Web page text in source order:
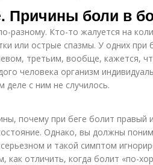
Причины боли в
разному. Кто-то жалуется на
или острые спазмы. У одних при
третьим, вообще, кажется,
человека организм
деле с ним не случилось.
почему при беге болит правый
Однако, вы должны
и такой симптом
отличить, когда болит «по-